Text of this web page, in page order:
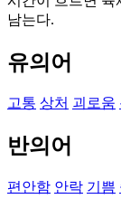
남는다.
유의어
고통 상처 괴로움
반의어
편안함 안락 기쁨